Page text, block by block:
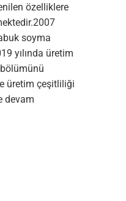
özelliklere
soyma
yılında üretim
üretim çeşitliliği
devam